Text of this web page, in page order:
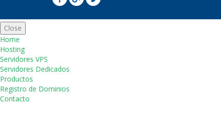
Close
Home
Hosting
Servidores VPS
Servidores Dedicados
Productos
Registro de Dominios
Contacto